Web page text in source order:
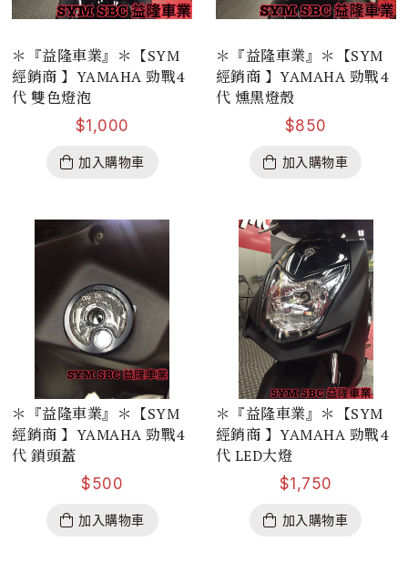
＊『益隆車業』＊【SYM
經銷商 】YAMAHA 勁戰4
代 雙色燈泡
$1,000
加入購物車
＊『益隆車業』＊【SYM
經銷商 】YAMAHA 勁戰4
代 燻黑燈殼
$850
加入購物車
＊『益隆車業』＊【SYM
經銷商 】YAMAHA 勁戰4
代 鎖頭蓋
$500
加入購物車
＊『益隆車業』＊【SYM
經銷商 】YAMAHA 勁戰4
代 LED大燈
$1,750
加入購物車